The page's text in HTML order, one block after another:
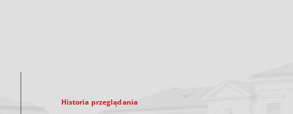
Historia przeglądania